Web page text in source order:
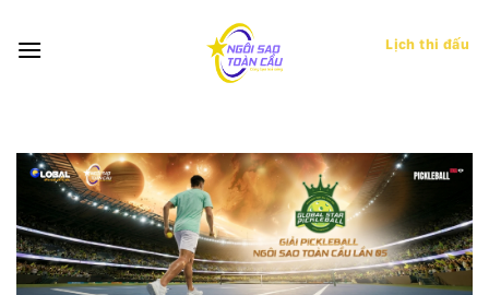
qua
Lịch thi đấu